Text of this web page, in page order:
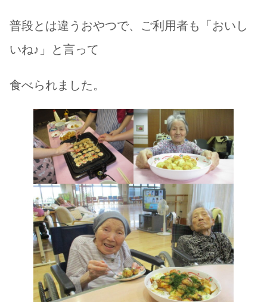
デイサービス
居宅介護支援事業所
普段とは違うおやつで、ご利用者も「おいし
いね♪」と言って
食べられました。